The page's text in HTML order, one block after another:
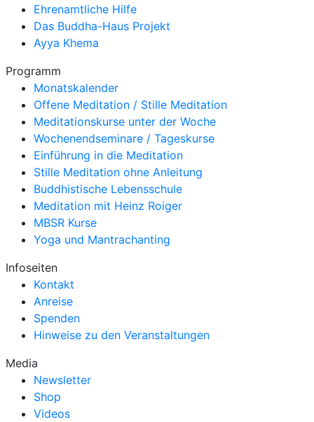
Ehrenamtliche Hilfe
Das Buddha-Haus Projekt
Ayya Khema
Programm
Monatskalender
Offene Meditation / Stille Meditation
Meditationskurse unter der Woche
Wochenendseminare / Tageskurse
Einführung in die Meditation
Stille Meditation ohne Anleitung
Buddhistische Lebensschule
Meditation mit Heinz Roiger
MBSR Kurse
Yoga und Mantrachanting
Infoseiten
Kontakt
Anreise
Spenden
Hinweise zu den Veranstaltungen
Media
Newsletter
Shop
Videos